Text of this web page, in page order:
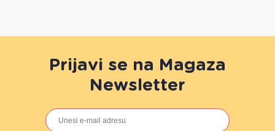
Prijavi se na Magaza
Newsletter